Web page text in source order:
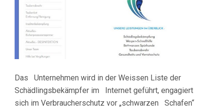
Das Unternehmen wird in der Weissen Liste der
Schädlingsbekämpfer im Internet geführt, engagiert
sich im Verbraucherschutz vor „schwarzen Schafen“